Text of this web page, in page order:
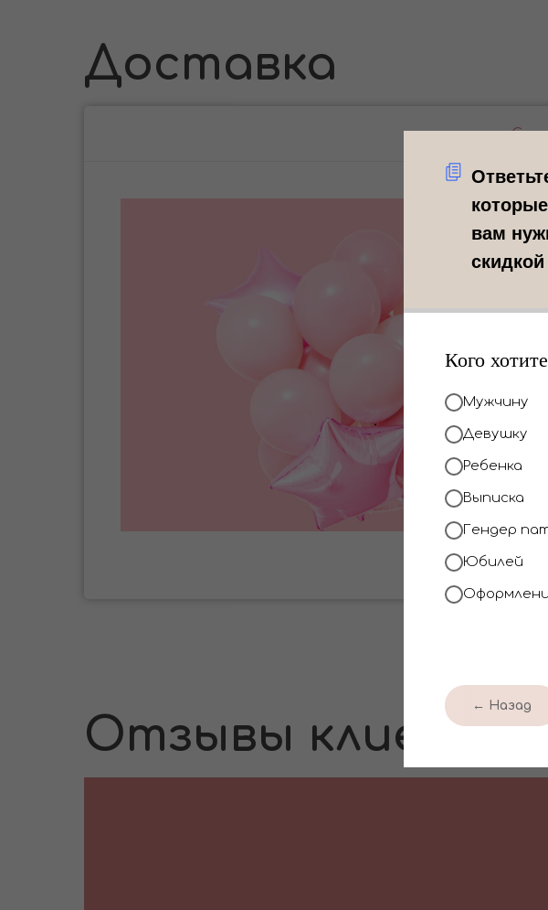
вам
Кого
Мужчину
Девушку
Ребенка
Выписка
Гендер
Юбилей
← Назад
Доставка
Отзывы